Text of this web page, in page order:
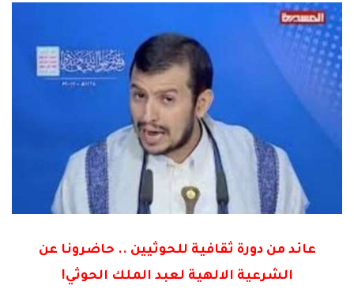
عائد من دورة ثقافية للحوثيين .. حاضرونا عن
الشرعية الالهية لعبد الملك الحوثي!